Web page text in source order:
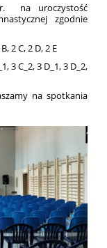
na uroczystość
zgodnie
2 C, 2 D, 2 E
3 C_2, 3 D_1, 3 D_2,
na spotkania